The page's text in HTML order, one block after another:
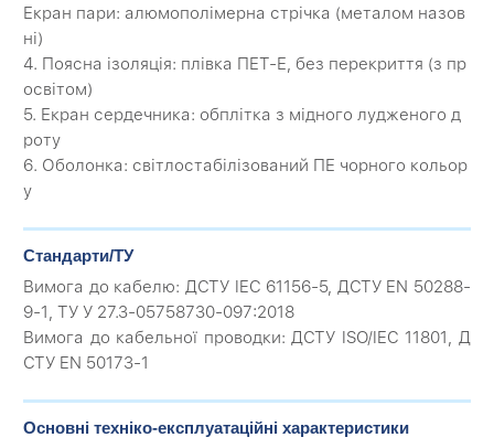
Екран пари: алюмополімерна стрічка (металом назов
ні)
4. Поясна ізоляція: плівка ПЕТ-Е, без перекриття (з пр
освітом)
5. Екран сердечника: обплітка з мідного лудженого д
роту
6. Оболонка: світлостабілізований ПЕ чорного кольор
у
Стандарти/ТУ
Вимога до кабелю: ДСТУ IEC 61156-5, ДСТУ EN 50288-
9-1, ТУ У 27.3-05758730-097:2018
Вимога до кабельної проводки: ДСТУ ISO/IEC 11801, Д
СТУ EN 50173-1
Основні техніко-експлуатаційні характеристики